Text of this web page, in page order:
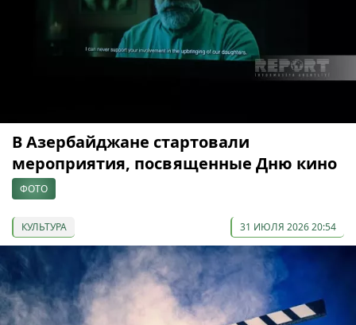
В Азербайджане стартовали
мероприятия, посвященные Дню кино
ФОТО
КУЛЬТУРА 31 ИЮЛЯ 2026 20:54